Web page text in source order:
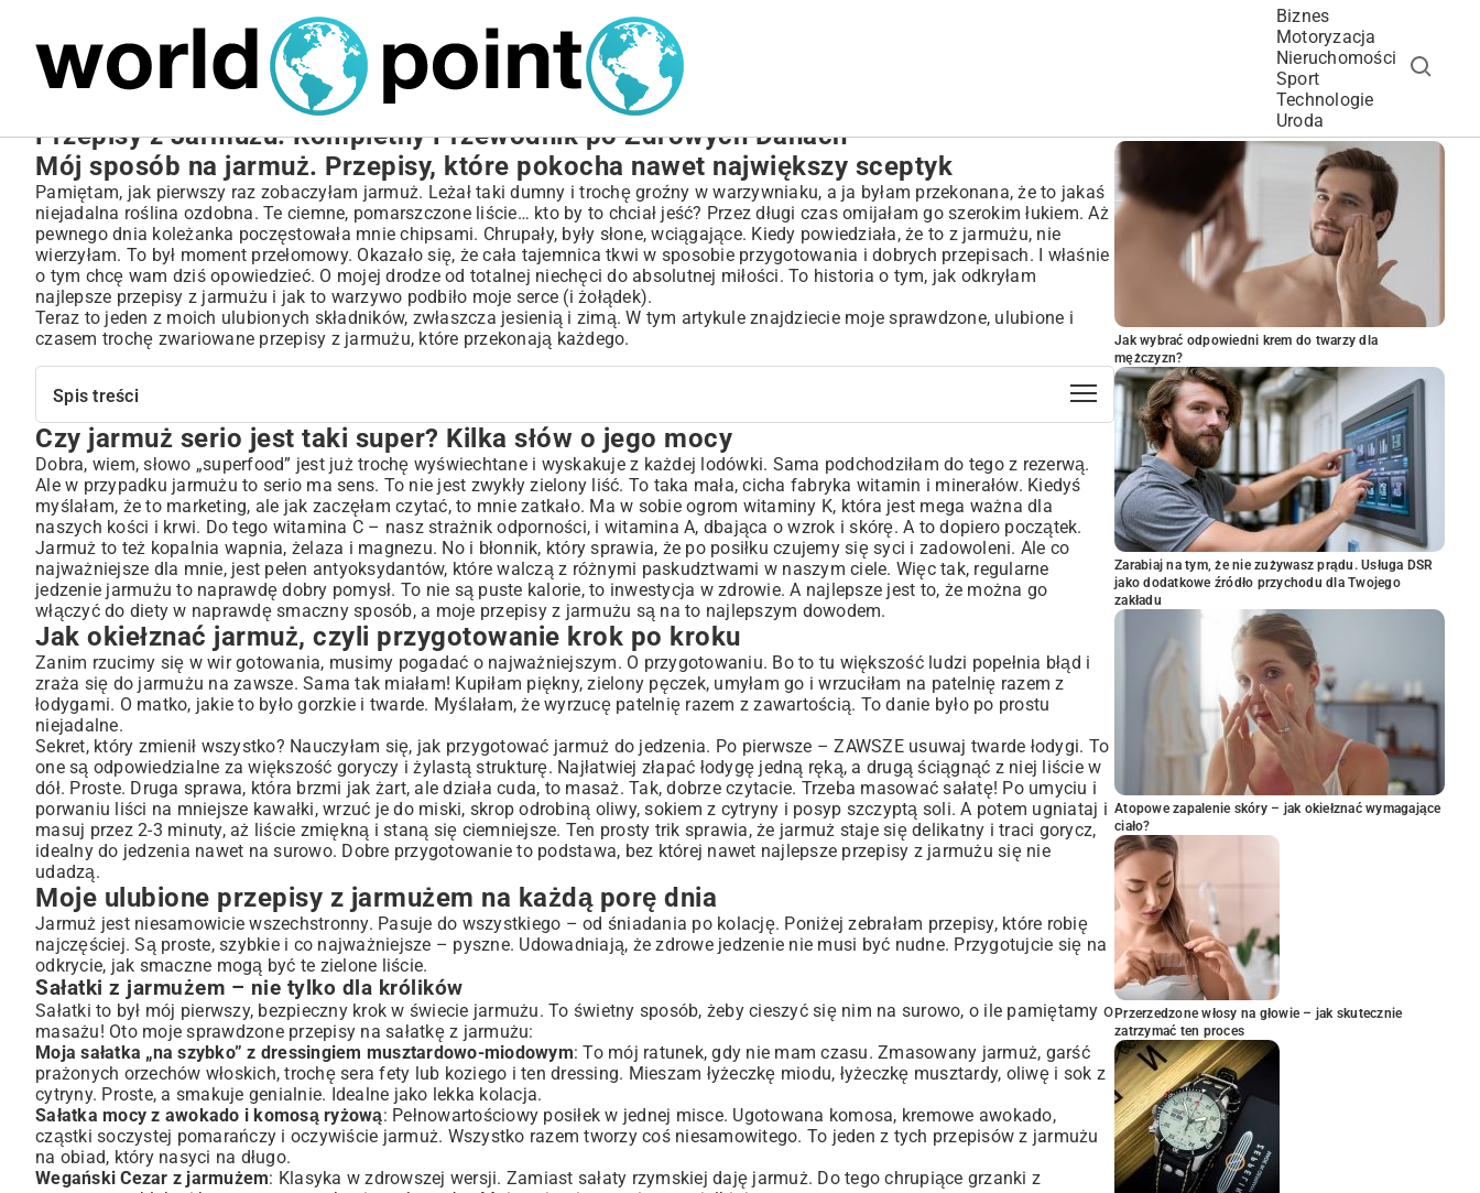
Biznes
Motoryzacja
Nieruchomości
Sport
Technologie
Uroda
NIERUCHOMOŚCI
Przepisy z Jarmużu: Kompletny Przewodnik po Zdrowych Danach
Mój sposób na jarmuż. Przepisy, które pokocha nawet największy sceptyk
Pamiętam, jak pierwszy raz zobaczyłam jarmuż. Leżał taki dumny i trochę groźny w warzywniaku, a ja byłam przekonana, że to jakaś
niejadalna roślina ozdobna. Te ciemne, pomarszczone liście… kto by to chciał jeść? Przez długi czas omijałam go szerokim łukiem. Aż
pewnego dnia koleżanka poczęstowała mnie chipsami. Chrupały, były słone, wciągające. Kiedy powiedziała, że to z jarmużu, nie
wierzyłam. To był moment przełomowy. Okazało się, że cała tajemnica tkwi w sposobie przygotowania i dobrych przepisach. I właśnie
o tym chcę wam dziś opowiedzieć. O mojej drodze od totalnej niechęci do absolutnej miłości. To historia o tym, jak odkryłam
najlepsze przepisy z jarmużu i jak to warzywo podbiło moje serce (i żołądek).
Teraz to jeden z moich ulubionych składników, zwłaszcza jesienią i zimą. W tym artykule znajdziecie moje sprawdzone, ulubione i
czasem trochę zwariowane przepisy z jarmużu, które przekonają każdego.
Spis treści
Czy jarmuż serio jest taki super? Kilka słów o jego mocy
Jak okiełznać jarmuż, czyli przygotowanie krok po kroku
Moje ulubione przepisy z jarmużem na każdą porę dnia
Sałatki z jarmużem – nie tylko dla królików
Ciepłe dania, które rozgrzewają duszę
Przekąski, od których nie można się oderwać
Jarmuż z Thermomixa – dla leniwych i zabieganych
Jak przemycić jarmuż dzieciom? Moje tajne sposoby
Jarmuż w płynie – poranny zastrzyk energii
Jarmuż w mojej kuchni – podsumowanie mojej przygody
Czy jarmuż serio jest taki super? Kilka słów o jego mocy
Dobra, wiem, słowo „superfood” jest już trochę wyświechtane i wyskakuje z każdej lodówki. Sama podchodziłam do tego z rezerwą.
Ale w przypadku jarmużu to serio ma sens. To nie jest zwykły zielony liść. To taka mała, cicha fabryka witamin i minerałów. Kiedyś
myślałam, że to marketing, ale jak zaczęłam czytać, to mnie zatkało. Ma w sobie ogrom witaminy K, która jest mega ważna dla
naszych kości i krwi. Do tego witamina C – nasz strażnik odporności, i witamina A, dbająca o wzrok i skórę. A to dopiero początek.
Jarmuż to też kopalnia wapnia, żelaza i magnezu. No i błonnik, który sprawia, że po posiłku czujemy się syci i zadowoleni. Ale co
najważniejsze dla mnie, jest pełen antyoksydantów, które walczą z różnymi paskudztwami w naszym ciele. Więc tak, regularne
jedzenie jarmużu to naprawdę dobry pomysł. To nie są puste kalorie, to inwestycja w zdrowie. A najlepsze jest to, że można go
włączyć do diety w naprawdę smaczny sposób, a moje przepisy z jarmużu są na to najlepszym dowodem.
Jak okiełznać jarmuż, czyli przygotowanie krok po kroku
Zanim rzucimy się w wir gotowania, musimy pogadać o najważniejszym. O przygotowaniu. Bo to tu większość ludzi popełnia błąd i
zraża się do jarmużu na zawsze. Sama tak miałam! Kupiłam piękny, zielony pęczek, umyłam go i wrzuciłam na patelnię razem z
łodygami. O matko, jakie to było gorzkie i twarde. Myślałam, że wyrzucę patelnię razem z zawartością. To danie było po prostu
niejadalne.
Sekret, który zmienił wszystko? Nauczyłam się, jak przygotować jarmuż do jedzenia. Po pierwsze – ZAWSZE usuwaj twarde łodygi. To
one są odpowiedzialne za większość goryczy i żylastą strukturę. Najłatwiej złapać łodygę jedną ręką, a drugą ściągnąć z niej liście w
dół. Proste. Druga sprawa, która brzmi jak żart, ale działa cuda, to masaż. Tak, dobrze czytacie. Trzeba masować sałatę! Po umyciu i
porwaniu liści na mniejsze kawałki, wrzuć je do miski, skrop odrobiną oliwy, sokiem z cytryny i posyp szczyptą soli. A potem ugniataj i
masuj przez 2-3 minuty, aż liście zmiękną i staną się ciemniejsze. Ten prosty trik sprawia, że jarmuż staje się delikatny i traci gorycz,
idealny do jedzenia nawet na surowo. Dobre przygotowanie to podstawa, bez której nawet najlepsze przepisy z jarmużu się nie
udadzą.
Moje ulubione przepisy z jarmużem na każdą porę dnia
Jarmuż jest niesamowicie wszechstronny. Pasuje do wszystkiego – od śniadania po kolację. Poniżej zebrałam przepisy, które robię
najczęściej. Są proste, szybkie i co najważniejsze – pyszne. Udowadniają, że zdrowe jedzenie nie musi być nudne. Przygotujcie się na
odkrycie, jak smaczne mogą być te zielone liście.
Sałatki z jarmużem – nie tylko dla królików
Sałatki to był mój pierwszy, bezpieczny krok w świecie jarmużu. To świetny sposób, żeby cieszyć się nim na surowo, o ile pamiętamy o
masażu! Oto moje sprawdzone przepisy na sałatkę z jarmużu:
Moja sałatka „na szybko” z dressingiem musztardowo-miodowym: To mój ratunek, gdy nie mam czasu. Zmasowany jarmuż, garść
prażonych orzechów włoskich, trochę sera fety lub koziego i ten dressing. Mieszam łyżeczkę miodu, łyżeczkę musztardy, oliwę i sok z
cytryny. Proste, a smakuje genialnie. Idealne jako lekka kolacja.
Sałatka mocy z awokado i komosą ryżową: Pełnowartościowy posiłek w jednej misce. Ugotowana komosa, kremowe awokado,
cząstki soczystej pomarańczy i oczywiście jarmuż. Wszystko razem tworzy coś niesamowitego. To jeden z tych przepisów z jarmużu
na obiad, który nasyci na długo.
Wegański Cezar z jarmużem: Klasyka w zdrowszej wersji. Zamiast sałaty rzymskiej daję jarmuż. Do tego chrupiące grzanki z
POPULARNE ARTYKUŁY
Jak wybrać odpowiedni krem do twarzy dla
mężczyzn?
Zarabiaj na tym, że nie zużywasz prądu. Usługa DSR
jako dodatkowe źródło przychodu dla Twojego
zakładu
Atopowe zapalenie skóry – jak okiełznać wymagające
ciało?
Przerzedzone włosy na głowie – jak skutecznie
zatrzymać ten proces